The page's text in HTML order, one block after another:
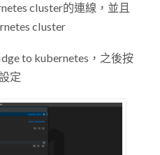
cluster的連線，並且
cluster
to kubernetes，之後按
定